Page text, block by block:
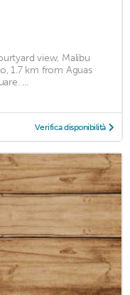
view, Malibu
1.7 km from Aguas
...
Verifica disponibilità